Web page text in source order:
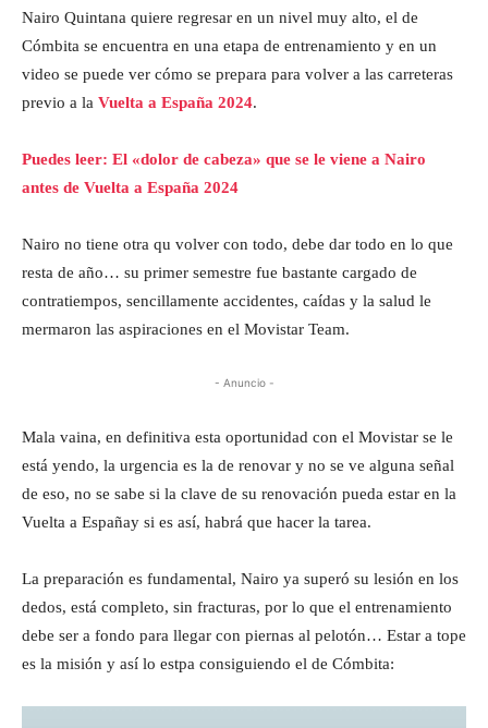
Nairo Quintana quiere regresar en un nivel muy alto, el de
Cómbita se encuentra en una etapa de entrenamiento y en un
video se puede ver cómo se prepara para volver a las carreteras
previo a la Vuelta a España 2024.
Puedes leer: El «dolor de cabeza» que se le viene a Nairo
antes de Vuelta a España 2024
Nairo no tiene otra qu volver con todo, debe dar todo en lo que
resta de año… su primer semestre fue bastante cargado de
contratiempos, sencillamente accidentes, caídas y la salud le
mermaron las aspiraciones en el Movistar Team.
- Anuncio -
Mala vaina, en definitiva esta oportunidad con el Movistar se le
está yendo, la urgencia es la de renovar y no se ve alguna señal
de eso, no se sabe si la clave de su renovación pueda estar en la
Vuelta a Españay si es así, habrá que hacer la tarea.
La preparación es fundamental, Nairo ya superó su lesión en los
dedos, está completo, sin fracturas, por lo que el entrenamiento
debe ser a fondo para llegar con piernas al pelotón… Estar a tope
es la misión y así lo estpa consiguiendo el de Cómbita: